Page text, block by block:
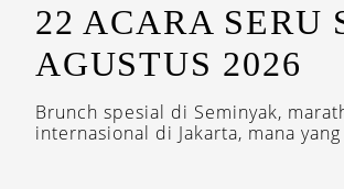
22 ACARA SERU
AGUSTUS 2026
Brunch spesial di Seminyak,
internasional di Jakarta, mana